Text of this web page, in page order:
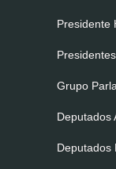
Presidente
Grupo
Deputados
Deputados